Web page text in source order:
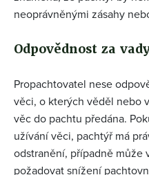
neoprávněnými zásahy
Odpovědnost za
Propachtovatel nese
věci, o kterých věděl nebo
věc do pachtu předána.
užívání věci, pachtýř má
odstranění, případně může
požadovat snížení